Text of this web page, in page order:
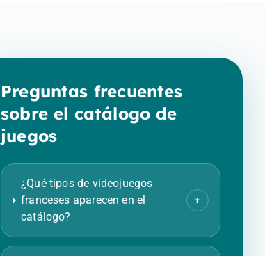
Preguntas frecuentes
sobre el catálogo de
juegos
¿Qué tipos de videojuegos
franceses aparecen en el
catálogo?
+